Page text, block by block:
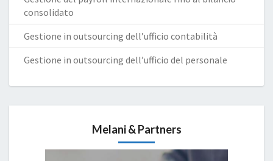
consolidato
Gestione in outsourcing dell’ufficio contabilità
Gestione in outsourcing dell’ufficio del personale
Melani & Partners